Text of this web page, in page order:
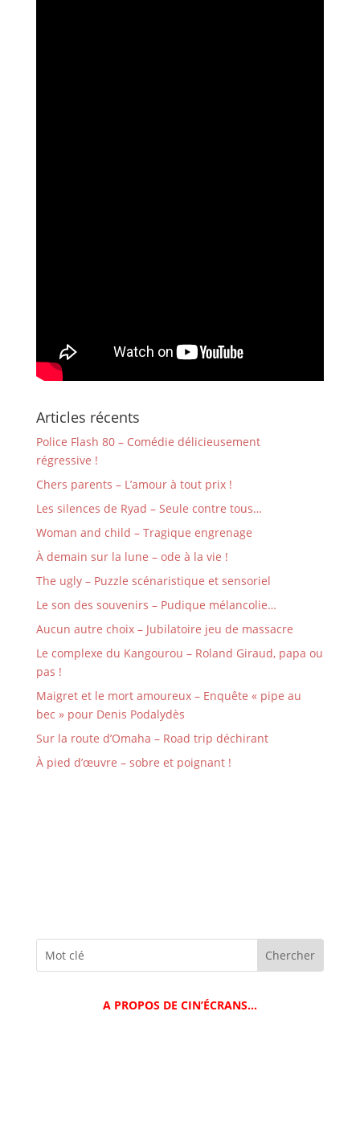
Articles récents
Police Flash 80 – Comédie délicieusement
régressive !
Chers parents – L’amour à tout prix !
Les silences de Ryad – Seule contre tous…
Woman and child – Tragique engrenage
À demain sur la lune – ode à la vie !
The ugly – Puzzle scénaristique et sensoriel
Le son des souvenirs – Pudique mélancolie…
Aucun autre choix – Jubilatoire jeu de massacre
Le complexe du Kangourou – Roland Giraud, papa ou
pas !
Maigret et le mort amoureux – Enquête « pipe au
bec » pour Denis Podalydès
Sur la route d’Omaha – Road trip déchirant
À pied d’œuvre – sobre et poignant !
A PROPOS DE CIN’ÉCRANS…